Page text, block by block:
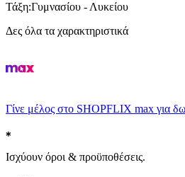
Τάξη:Γυμνασίου - Λυκείου
Δες όλα τα χαρακτηριστικά
Γίνε μέλος στο SHOPFLIX max για
Ισχύουν όροι & προϋποθέσεις.